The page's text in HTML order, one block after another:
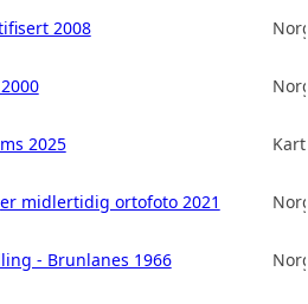
2008
2025
midlertidig ortofoto 2021
- Brunlanes 1966